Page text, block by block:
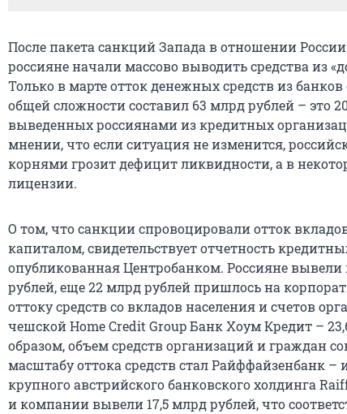
После пакета санкций Запада в отношении
россияне начали массово выводить средства из
Только в марте отток денежных средств из
общей сложности составил 63 млрд рублей – это
выведенных россиянами из кредитных
мнении, что если ситуация не изменится,
корнями грозит дефицит ликвидности, а в
лицензии.
О том, что санкции спровоцировали отток
капиталом, свидетельствует отчетность
опубликованная Центробанком. Россияне вывели
рублей, еще 22 млрд рублей пришлось на
оттоку средств со вкладов населения и счетов
чешской Home Credit Group Банк Хоум Кредит –
образом, объем средств организаций и граждан
масштабу оттока средств стал Райффайзенбанк –
крупного австрийского банковского холдинга
и компании вывели 17,5 млрд рублей, что